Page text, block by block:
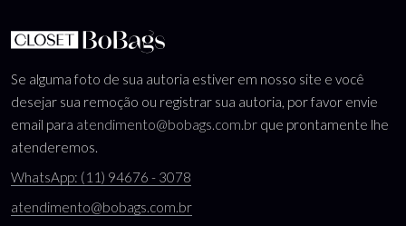
Se alguma foto de sua autoria estiver em nosso site e você
desejar sua remoção ou registrar sua autoria, por favor envie
email para atendimento@bobags.com.br que prontamente lhe
atenderemos.
WhatsApp: (11) 94676 - 3078
atendimento@bobags.com.br